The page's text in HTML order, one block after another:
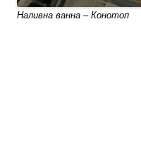
Наливна ванна – Конотоп